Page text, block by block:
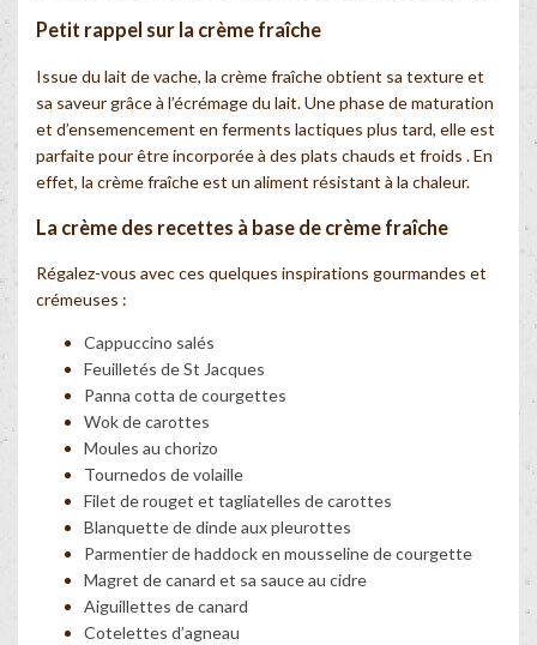
Petit rappel sur la crème fraîche
Issue du lait de vache, la crème fraîche obtient sa texture et
sa saveur grâce à l’écrémage du lait. Une phase de maturation
et d’ensemencement en ferments lactiques plus tard, elle est
parfaite pour être incorporée à des plats chauds et froids . En
effet, la crème fraîche est un aliment résistant à la chaleur.
La crème des recettes à base de crème fraîche
Régalez-vous avec ces quelques inspirations gourmandes et
crémeuses :
Cappuccino salés
Feuilletés de St Jacques
Panna cotta de courgettes
Wok de carottes
Moules au chorizo
Tournedos de volaille
Filet de rouget et tagliatelles de carottes
Blanquette de dinde aux pleurottes
Parmentier de haddock en mousseline de courgette
Magret de canard et sa sauce au cidre
Aiguillettes de canard
Cotelettes d’agneau